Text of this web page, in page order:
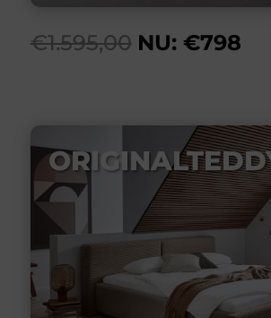
€1.595,00 NU: €798